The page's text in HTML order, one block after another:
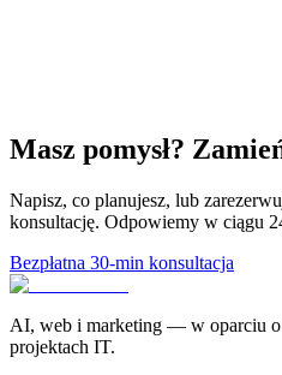
Masz pomysł?
Napisz, co planujesz, lub
konsultację. Odpowiemy w ciągu
Bezpłatna 30-min konsultacja
AI, web i marketing — w oparciu
projektach IT.